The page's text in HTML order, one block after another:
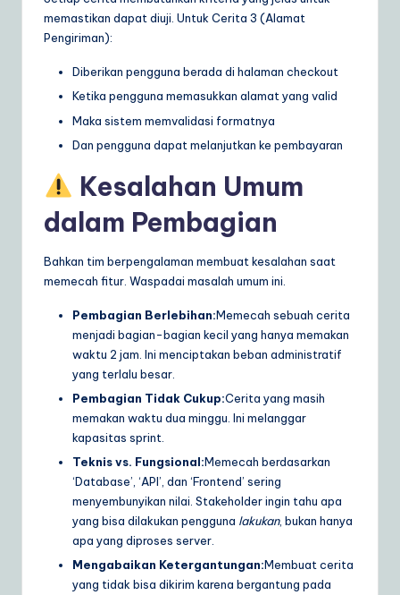
memastikan dapat diuji. Untuk Cerita 3 (Alamat
Pengiriman):
Diberikan pengguna berada di halaman checkout
Ketika pengguna memasukkan alamat yang valid
Maka sistem memvalidasi formatnya
Dan pengguna dapat melanjutkan ke pembayaran
Kesalahan Umum
dalam Pembagian
Bahkan tim berpengalaman membuat kesalahan saat
memecah fitur. Waspadai masalah umum ini.
Pembagian Berlebihan:Memecah sebuah cerita
menjadi bagian-bagian kecil yang hanya memakan
waktu 2 jam. Ini menciptakan beban administratif
yang terlalu besar.
Pembagian Tidak Cukup:Cerita yang masih
memakan waktu dua minggu. Ini melanggar
kapasitas sprint.
Teknis vs. Fungsional:Memecah berdasarkan
‘Database’, ‘API’, dan ‘Frontend’ sering
menyembunyikan nilai. Stakeholder ingin tahu apa
yang bisa dilakukan pengguna lakukan, bukan hanya
apa yang diproses server.
Mengabaikan Ketergantungan:Membuat cerita
yang tidak bisa dikirim karena bergantung pada